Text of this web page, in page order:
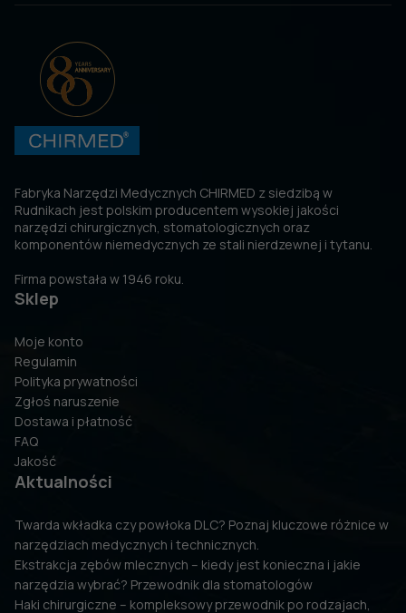
Fabryka Narzędzi Medycznych CHIRMED z siedzibą w
Rudnikach jest polskim producentem wysokiej jakości
narzędzi chirurgicznych, stomatologicznych oraz
komponentów niemedycznych ze stali nierdzewnej i tytanu.
Firma powstała w 1946 roku.
Sklep
Moje konto
Regulamin
Polityka prywatności
Zgłoś naruszenie
Dostawa i płatność
FAQ
Jakość
Aktualności
Twarda wkładka czy powłoka DLC? Poznaj kluczowe różnice w
narzędziach medycznych i technicznych.
Ekstrakcja zębów mlecznych – kiedy jest konieczna i jakie
narzędzia wybrać? Przewodnik dla stomatologów
Haki chirurgiczne – kompleksowy przewodnik po rodzajach,